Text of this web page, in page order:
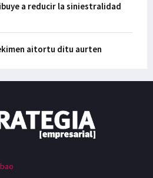
a reducir la siniestralidad
aitortu ditu aurten